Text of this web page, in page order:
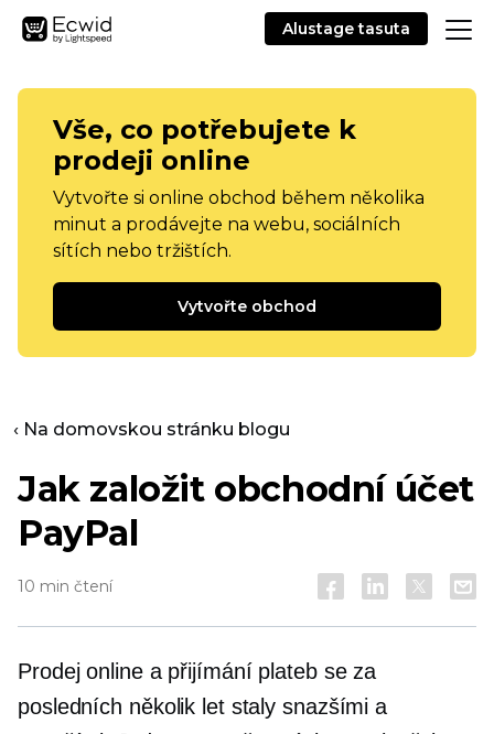
Alustage tasuta
Vše, co potřebujete k
prodeji online
Vytvořte si online obchod během několika
minut a prodávejte na webu, sociálních
sítích nebo tržištích.
Vytvořte obchod
‹ Na domovskou stránku blogu
Jak založit obchodní účet
PayPal
10 min čtení
Prodej online a přijímání plateb se za
posledních několik let staly snazšími a